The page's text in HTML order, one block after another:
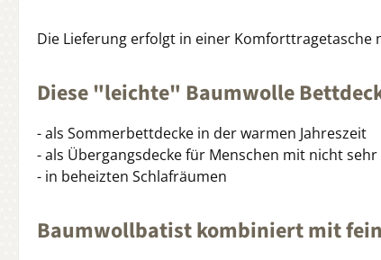
Die Lieferung erfolgt in einer Komforttragetasche
Diese "leichte" Baumwolle
- als Sommerbettdecke in der warmen Jahreszeit
- als Übergangsdecke für Menschen mit nicht
- in beheizten Schlafräumen
Baumwollbatist kombiniert mit